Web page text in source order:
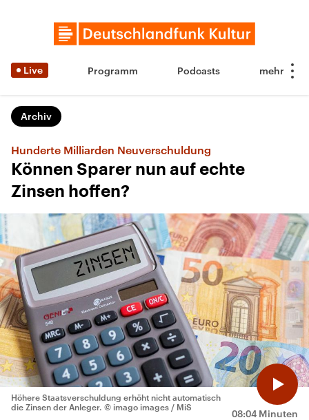
Live Programm Podcasts
Archiv
Hunderte Milliarden Neuverschuldung
Können Sparer nun auf echte
Zinsen hoffen?
08:04 Minuten
Höhere Staatsverschuldung erhöht nicht automatisch
die Zinsen der Anleger. © imago images / MiS